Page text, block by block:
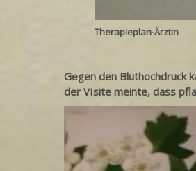
Therapieplan-Ärztin
Gegen den Bluthochdruck
der VIsite meinte, dass